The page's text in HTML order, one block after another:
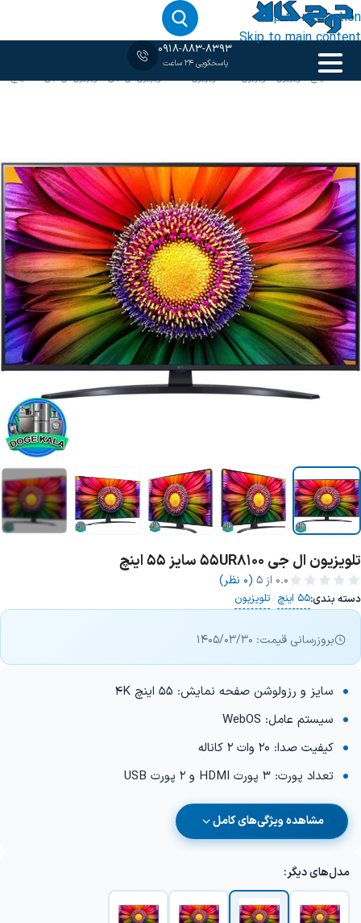
Skip to navigation
Skip to main content
0918-883-8393
پاسخگویی 24 ساعت
خانه‹55 اینچ /تلویزیون/تلویزیون 4K /تلویزیون LED /تلویزیون ال جی/تلویزیون ال جی 55 اینچ
تلویزیون ال جی 55UR8100 سایز 55 اینچ
0.0 از ۵ (0 نظر)
دسته بندی:55 اینچ /تلویزیون
بروزرسانی قیمت: 1405/03/30
سایز و رزولوشن صفحه نمایش: 55 اینچ 4K
سیستم عامل: WebOS
کیفیت صدا: 20 وات 2 کاناله
تعداد پورت: 3 پورت HDMI و 2 پورت USB
مشاهده ویژگی‌های کامل
مدل‌های دیگر: